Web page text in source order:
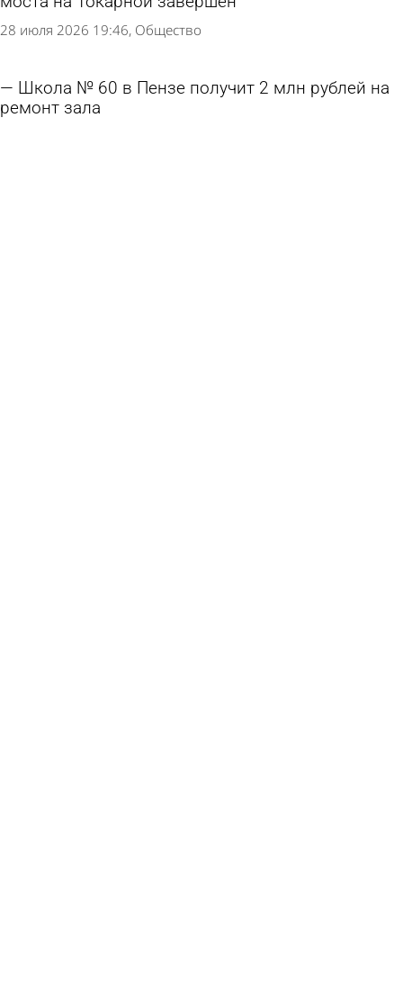
28 июля 2026 19:46 Общество
Школа № 60 в Пензе получит 2 млн рублей на
ремонт зала